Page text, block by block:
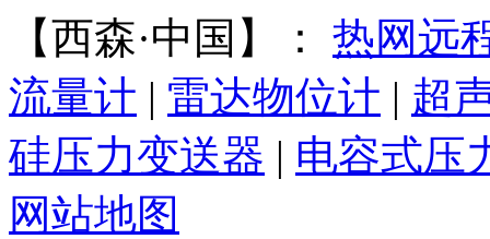
【西森·中国】： 热网远
流量计 | 雷达物位计 | 超
硅压力变送器 | 电容式压
网站地图